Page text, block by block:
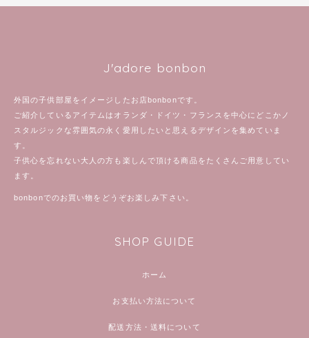
J'adore bonbon
外国の子供部屋をイメージしたお店bonbonです。
ご紹介しているアイテムはオランダ・ドイツ・フランスを中心にどこかノ
スタルジックな雰囲気の永く愛用したいと思えるデザインを集めていま
す。
子供心を忘れない大人の方も楽しんで頂ける商品をたくさんご用意してい
ます。
bonbonでのお買い物をどうぞお楽しみ下さい。
SHOP GUIDE
ホーム
お支払い方法について
配送方法・送料について